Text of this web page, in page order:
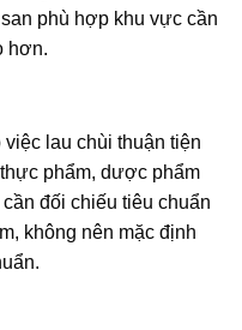
phù hợp khu vực cần
hơn.
lau chùi thuận tiện
phẩm, dược phẩm
đối chiếu tiêu chuẩn
không nên mặc định